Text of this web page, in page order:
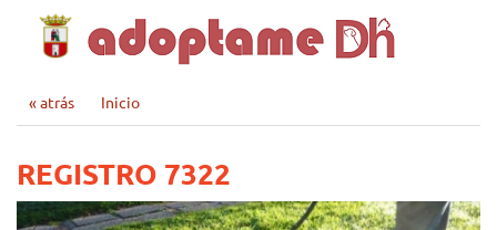
« atrás Inicio
REGISTRO 7322